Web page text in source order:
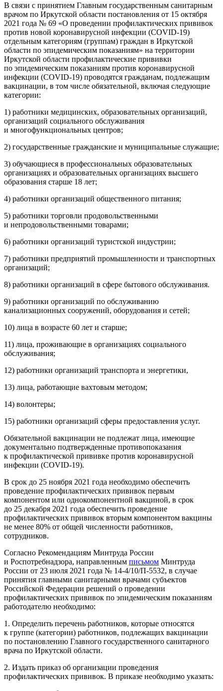
В связи с принятием Главным государственным санитарным
врачом по Иркутской области постановления от 15 октября
2021 года № 69 «О проведении профилактических прививок
против новой коронавирусной инфекции (COVID-19)
отдельным категориям (группам) граждан в Иркутской
области по эпидемическим показаниям» на территории
Иркутской области профилактические прививки
по эпидемическим показаниям против коронавирусной
инфекции (COVID-19) проводятся гражданам, подлежащим
вакцинации, в том числе обязательной, включая следующие
категории:
1) работники медицинских, образовательных организаций,
организаций социального обслуживания
и многофункциональных центров;
2) государственные гражданские и муниципальные служащие;
3) обучающиеся в профессиональных образовательных
организациях и образовательных организациях высшего
образования старше 18 лет;
4) работники организаций общественного питания;
5) работники торговли продовольственными
и непродовольственными товарами;
6) работники организаций туристской индустрии;
7) работники предприятий промышленности и транспортных
организаций;
8) работники организаций в сфере бытового обслуживания.
9) работники организаций по обслуживанию
канализационных сооружений, оборудования и сетей;
10) лица в возрасте 60 лет и старше;
11) лица, проживающие в организациях социального
обслуживания;
12) работники организаций транспорта и энергетики,
13) лица, работающие вахтовым методом;
14) волонтеры;
15) работники организаций сферы предоставления услуг.
Обязательной вакцинации не подлежат лица, имеющие
документально подтвержденные противопоказания
к профилактической прививке против коронавирусной
инфекции (COVID-19).
В срок до 25 ноября 2021 года необходимо обеспечить
проведение профилактических прививок первым
компонентом или однокомпонентной вакциной, в срок
до 25 декабря 2021 года обеспечить проведение
профилактических прививок вторым компонентом вакцины
не менее 80% от общей численности работников,
сотрудников.
Согласно Рекомендациям Минтруда России
и Роспотребнадзора, направленным письмом Минтруда
России от 23 июля 2021 года № 14-4/10/П-5532, в случае
принятия главными санитарными врачами субъектов
Российской Федерации решений о проведении
профилактических прививок по эпидемическим показаниям
работодателю необходимо:
1. Определить перечень работников, которые относятся
к группе (категории) работников, подлежащих вакцинации
по постановлению Главного государственного санитарного
врача по Иркутской области.
2. Издать приказ об организации проведения
профилактических прививок. В приказе необходимо указать: